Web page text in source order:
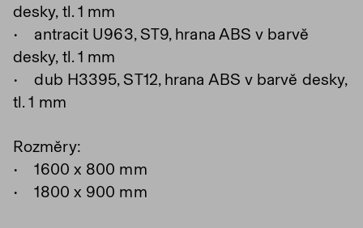
desky, tl. 1 mm
• antracit U963, ST9, hrana ABS v barvě
desky, tl. 1 mm
• dub H3395, ST12, hrana ABS v barvě desky,
tl. 1 mm
Rozměry:
• 1600 x 800 mm
• 1800 x 900 mm